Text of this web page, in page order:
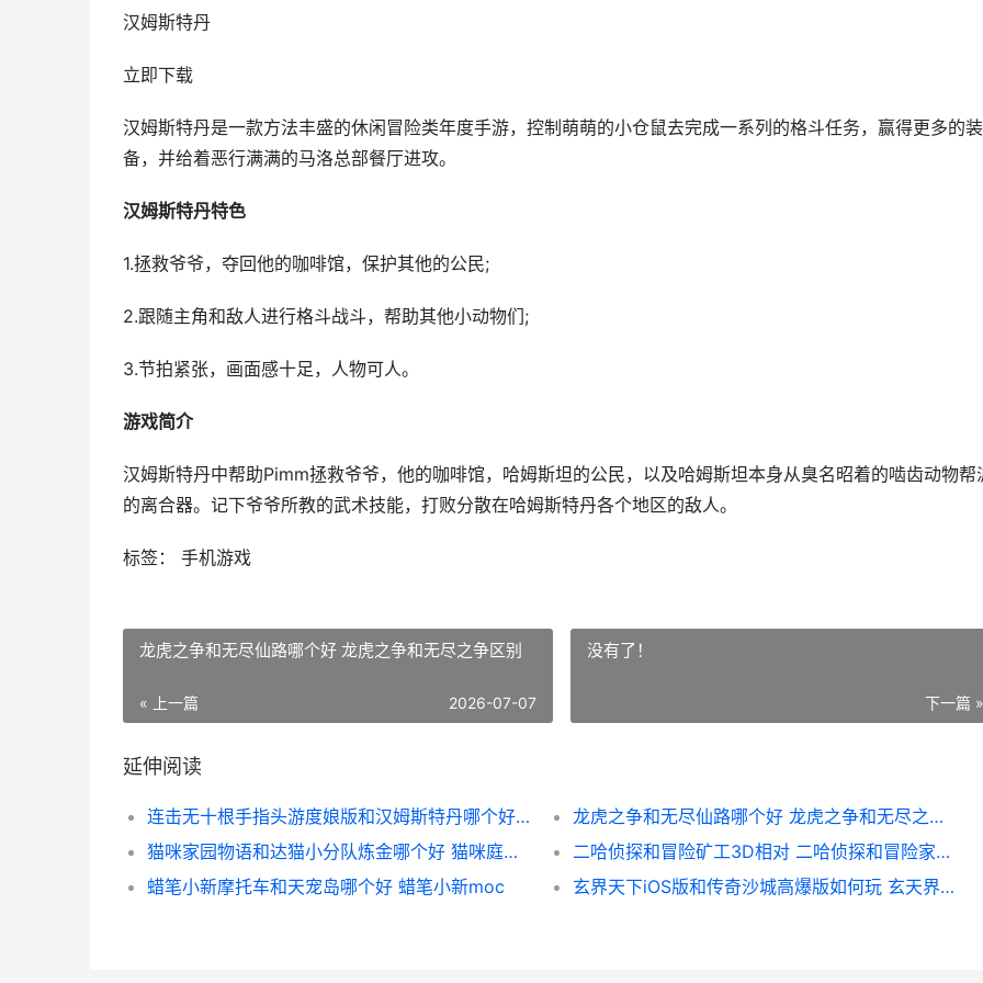
汉姆斯特丹
立即下载
汉姆斯特丹是一款方法丰盛的休闲冒险类年度手游，控制萌萌的小仓鼠去完成一系列的格斗任务，赢得更多的装
备，并给着恶行满满的马洛总部餐厅进攻。
汉姆斯特丹特色
1.拯救爷爷，夺回他的咖啡馆，保护其他的公民;
2.跟随主角和敌人进行格斗战斗，帮助其他小动物们;
3.节拍紧张，画面感十足，人物可人。
游戏简介
汉姆斯特丹中帮助Pimm拯救爷爷，他的咖啡馆，哈姆斯坦的公民，以及哈姆斯坦本身从臭名昭着的啮齿动物帮
的离合器。记下爷爷所教的武术技能，打败分散在哈姆斯特丹各个地区的敌人。
标签： 手机游戏
龙虎之争和无尽仙路哪个好 龙虎之争和无尽之争区别
« 上一篇 2026-07-07
没有了！
下一篇 »
延伸阅读
连击无十根手指头游度娘版和汉姆斯特丹哪个好 连击无十根手指什么意思
龙虎之争和无尽仙路哪个好 龙虎之争和无尽之争区别
猫咪家园物语和达猫小分队炼金哪个好 猫咪庭院物语攻略
二哈侦探和冒险矿工3D相对 二哈侦探和冒险家的区别
蜡笔小新摩托车和天宠岛哪个好 蜡笔小新moc
玄界天下iOS版和传奇沙城高爆版如何玩 玄天界txt完整版